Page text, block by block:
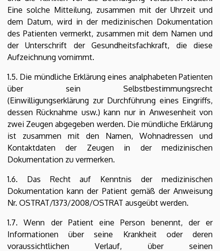
Eine solche Mitteilung, zusammen mit der Uhrzeit und
dem Datum, wird in der medizinischen Dokumentation
des Patienten vermerkt, zusammen mit dem Namen und
der Unterschrift der Gesundheitsfachkraft, die diese
Aufzeichnung vornimmt.
1.5. Die mündliche Erklärung eines analphabeten Patienten
über sein Selbstbestimmungsrecht
(Einwilligungserklärung zur Durchführung eines Eingriffs,
dessen Rücknahme usw.) kann nur in Anwesenheit von
zwei Zeugen abgegeben werden. Die mündliche Erklärung
ist zusammen mit den Namen, Wohnadressen und
Kontaktdaten der Zeugen in der medizinischen
Dokumentation zu vermerken.
1.6. Das Recht auf Kenntnis der medizinischen
Dokumentation kann der Patient gemäß der Anweisung
Nr. OSTRAT/1373/2008/OSTRAT ausgeübt werden.
1.7. Wenn der Patient eine Person benennt, der er
Informationen über seine Krankheit oder deren
voraussichtlichen Verlauf, über seinen